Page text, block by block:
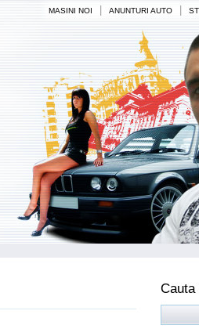
MASINI NOI ANUNTURI AUTO
Cauta